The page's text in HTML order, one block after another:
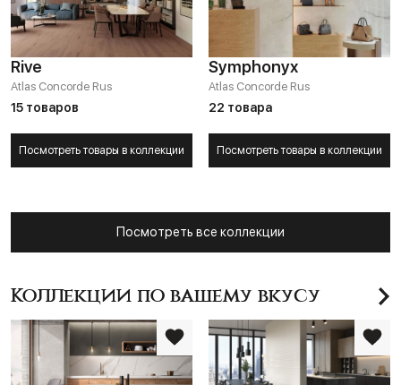
Rive
Atlas Concorde Rus
15 товаров
Посмотреть товары в коллекции
Symphonyx
Atlas Concorde Rus
22 товара
Посмотреть товары в коллекции
Посмотреть все коллекции
Коллекции по вашему вкусу